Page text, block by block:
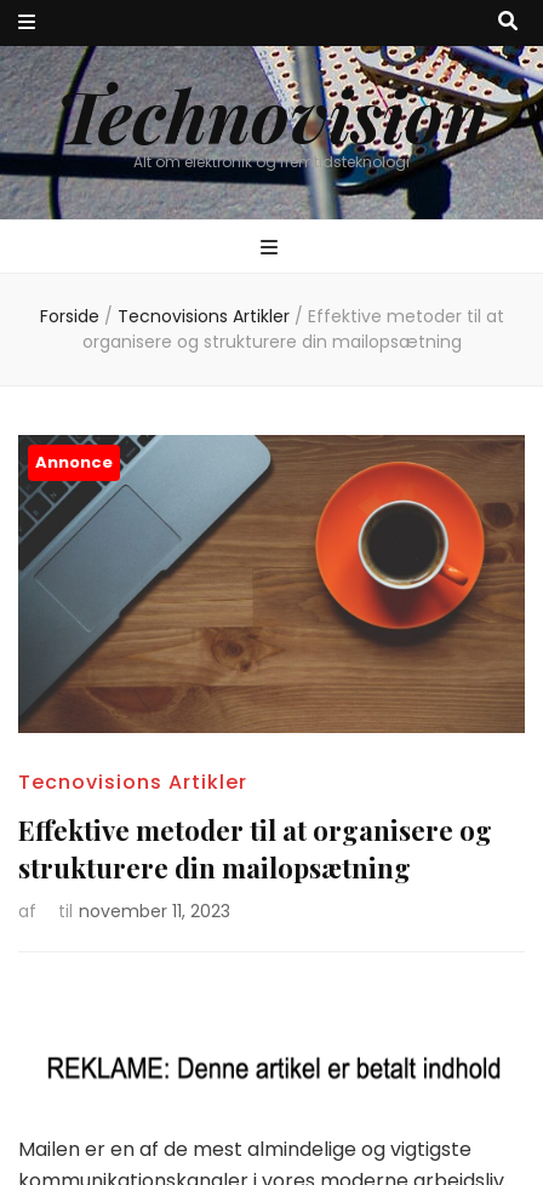
Technovision
Alt om elektronik og fremtidsteknologi
Forside / Tecnovisions Artikler / Effektive metoder til at
organisere og strukturere din mailopsætning
Annonce
Tecnovisions Artikler
Effektive metoder til at organisere og
strukturere din mailopsætning
af til november 11, 2023
Mailen er en af de mest almindelige og vigtigste